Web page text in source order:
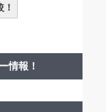
情報！